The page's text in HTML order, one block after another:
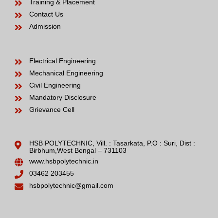
Training & Placement
Contact Us
Admission
Electrical Engineering
Mechanical Engineering
Civil Engineering
Mandatory Disclosure
Grievance Cell
HSB POLYTECHNIC, Vill. : Tasarkata, P.O : Suri, Dist :
Birbhum,West Bengal – 731103
www.hsbpolytechnic.in
03462 203455
hsbpolytechnic@gmail.com